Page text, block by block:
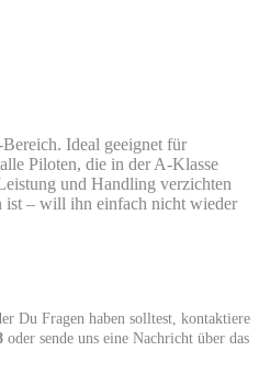
Ideal geeignet für
Piloten, die in der A-Klasse
und Handling verzichten
ist – will ihn einfach nicht wieder
Du Fragen haben solltest, kontaktiere
oder sende uns eine Nachricht über das